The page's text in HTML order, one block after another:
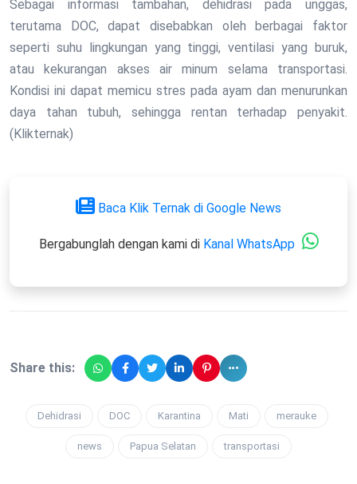
Sebagai informasi tambahan, dehidrasi pada unggas,
terutama DOC, dapat disebabkan oleh berbagai faktor
seperti suhu lingkungan yang tinggi, ventilasi yang buruk,
atau kekurangan akses air minum selama transportasi.
Kondisi ini dapat memicu stres pada ayam dan menurunkan
daya tahan tubuh, sehingga rentan terhadap penyakit.
(Klikternak)
Baca Klik Ternak di Google News
Bergabunglah dengan kami di Kanal WhatsApp
Share this:
Dehidrasi DOC Karantina Mati merauke
news Papua Selatan transportasi